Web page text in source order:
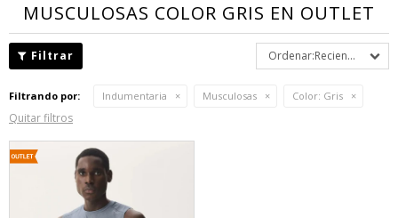
MUSCULOSAS COLOR GRIS EN OUTLET
Recientes
Filtrando por: Indumentaria Musculosas Color: Gris
Quitar filtros